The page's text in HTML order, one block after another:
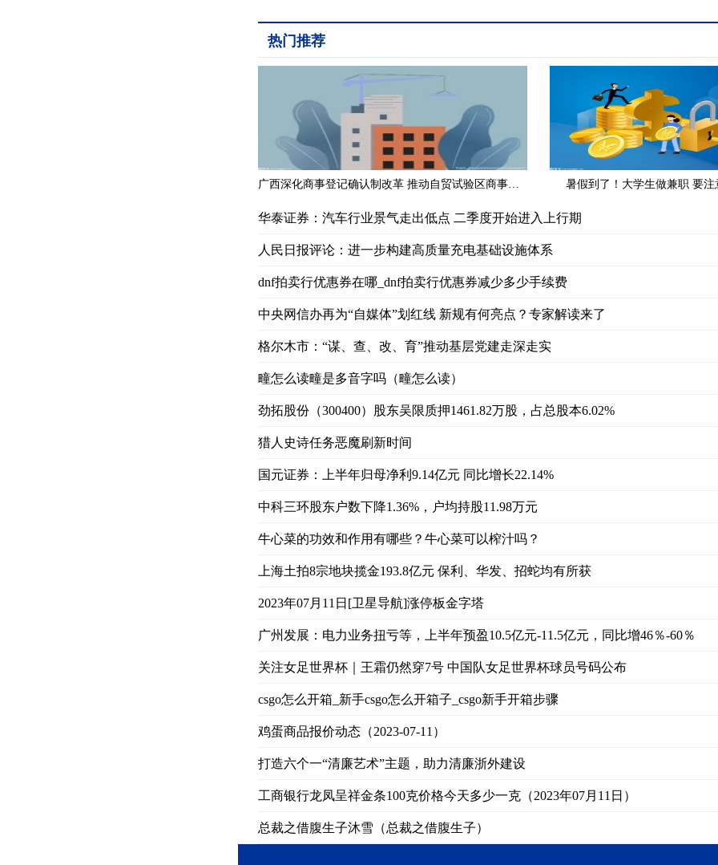
热门推荐
广西深化商事登记确认制改革 推动自贸试验区商事登记向“客观确认”转变 暑假到了！大学生做兼职 要注
华泰证券：汽车行业景气走出低点 二季度开始进入上行期
人民日报评论：进一步构建高质量充电基础设施体系
dnf拍卖行优惠券在哪_dnf拍卖行优惠券减少多少手续费
中央网信办再为“自媒体”划红线 新规有何亮点？专家解读来了
格尔木市：“谋、查、改、育”推动基层党建走深走实
疃怎么读疃是多音字吗（疃怎么读）
劲拓股份（300400）股东吴限质押1461.82万股，占总股本6.02%
猎人史诗任务恶魔刷新时间
国元证券：上半年归母净利9.14亿元 同比增长22.14%
中科三环股东户数下降1.36%，户均持股11.98万元
牛心菜的功效和作用有哪些？牛心菜可以榨汁吗？
上海土拍8宗地块揽金193.8亿元 保利、华发、招蛇均有所获
2023年07月11日[卫星导航]涨停板金字塔
广州发展：电力业务扭亏等，上半年预盈10.5亿元-11.5亿元，同比增46％-60％
关注女足世界杯｜王霜仍然穿7号 中国队女足世界杯球员号码公布
csgo怎么开箱_新手csgo怎么开箱子_csgo新手开箱步骤
鸡蛋商品报价动态（2023-07-11）
打造六个一“清廉艺术”主题，助力清廉浙外建设
工商银行龙凤呈祥金条100克价格今天多少一克（2023年07月11日）
总裁之借腹生子沐雪（总裁之借腹生子）